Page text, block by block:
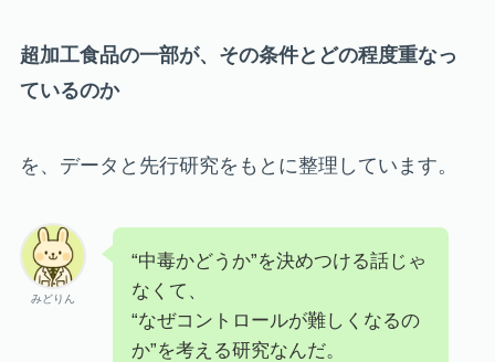
超加工食品の一部が、その条件とどの程度重なっ
ているのか
を、データと先行研究をもとに整理しています。
みどりん
“中毒かどうか”を決めつける話じゃ
なくて、
“なぜコントロールが難しくなるの
か”を考える研究なんだ。